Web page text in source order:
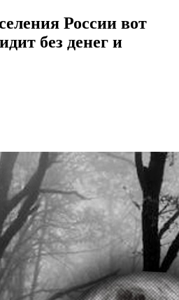
России вот
без денег и